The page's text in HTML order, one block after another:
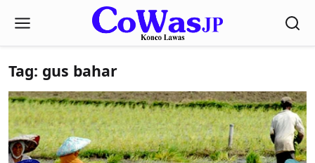
Tag: gus bahar